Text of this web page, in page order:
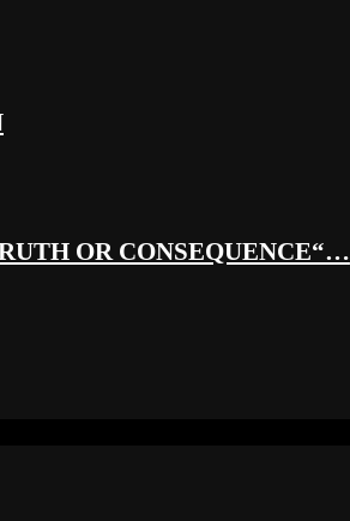
OR CONSEQUENCE“…